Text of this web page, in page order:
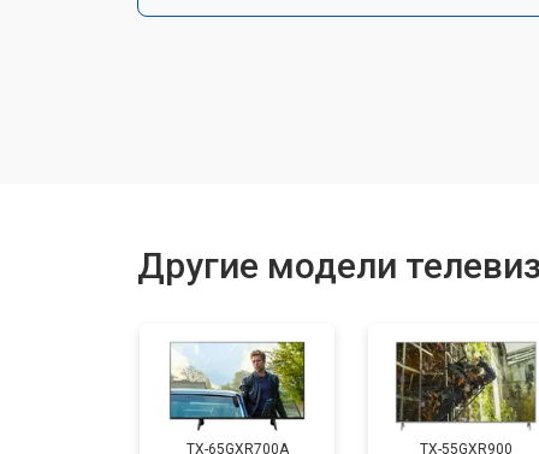
Замена HDMI порта
Другие модели
TX-65GXR700A TX-55GXR900